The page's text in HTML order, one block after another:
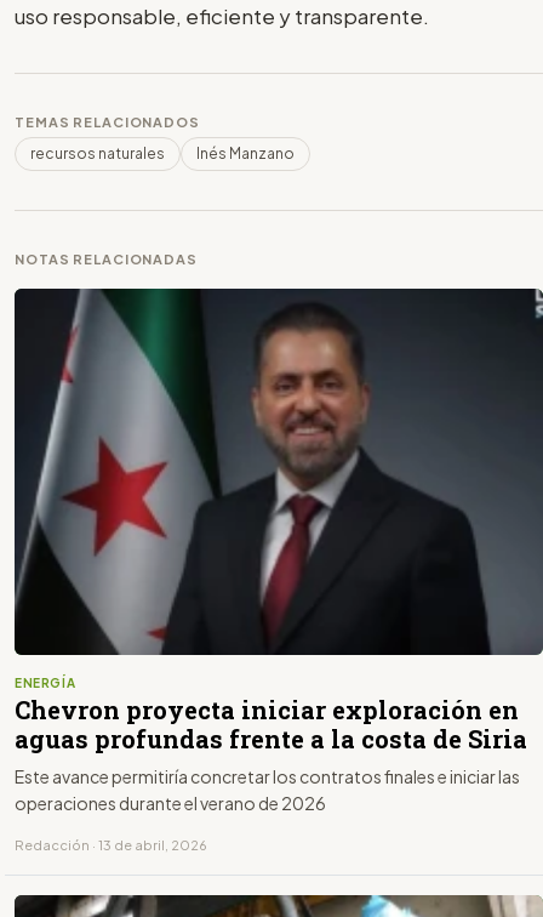
uso responsable, eficiente y transparente.
TEMAS RELACIONADOS
recursos naturales Inés Manzano
NOTAS RELACIONADAS
ENERGÍA
Chevron proyecta iniciar exploración en
aguas profundas frente a la costa de Siria
Este avance permitiría concretar los contratos finales e iniciar las
operaciones durante el verano de 2026
Redacción · 13 de abril, 2026